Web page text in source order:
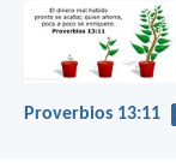
Proverbios 13:11